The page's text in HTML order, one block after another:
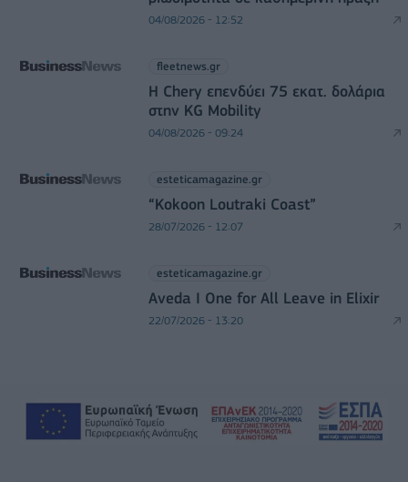
04/08/2026 - 12:52
fleetnews.gr
Η Chery επενδύει 75 εκατ. δολάρια
στην KG Mobility
04/08/2026 - 09:24
esteticamagazine.gr
“Kokoon Loutraki Coast”
28/07/2026 - 12:07
esteticamagazine.gr
Aveda I One for All Leave in Elixir
22/07/2026 - 13:20